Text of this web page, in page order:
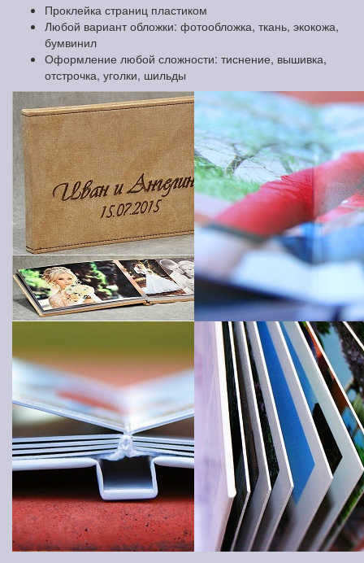
Проклейка страниц пластиком
Любой вариант обложки: фотообложка, ткань, экокожа,
бумвинил
Оформление любой сложности: тиснение, вышивка,
отстрочка, уголки, шильды